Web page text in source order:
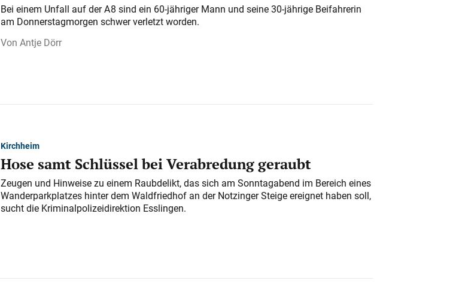
Bei einem Unfall auf der A 8 sind ein 60-jähriger Mann und seine 30-jährige Beifahrerin
am Donnerstagmorgen schwer verletzt worden.
Antje Dörr
Kirchheim
Hose samt Schlüssel bei Verabredung geraubt
Zeugen und Hinweise zu einem Raubdelikt, das sich am Sonntagabend im Bereich eines
Wanderparkplatzes hinter dem Waldfriedhof an der Notzinger Steige ereignet haben soll,
sucht die Kriminalpolizeidirektion Esslingen.